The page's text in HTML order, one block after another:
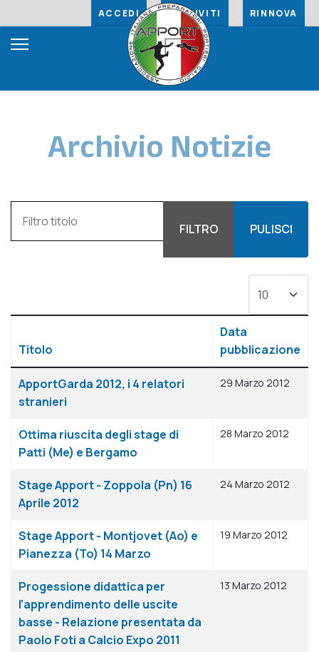
ACCEDI ISCRIVITI RINNOVA
Archivio Notizie
FILTRO PULISCI
Titolo
Data
pubblicazione
ApportGarda 2012, i 4 relatori
stranieri
29 Marzo 2012
Ottima riuscita degli stage di
Patti (Me) e Bergamo
28 Marzo 2012
Stage Apport - Zoppola (Pn) 16
Aprile 2012
24 Marzo 2012
Stage Apport - Montjovet (Ao) e
Pianezza (To) 14 Marzo
19 Marzo 2012
Progessione didattica per
l'apprendimento delle uscite
basse - Relazione presentata da
Paolo Foti a Calcio Expo 2011
13 Marzo 2012